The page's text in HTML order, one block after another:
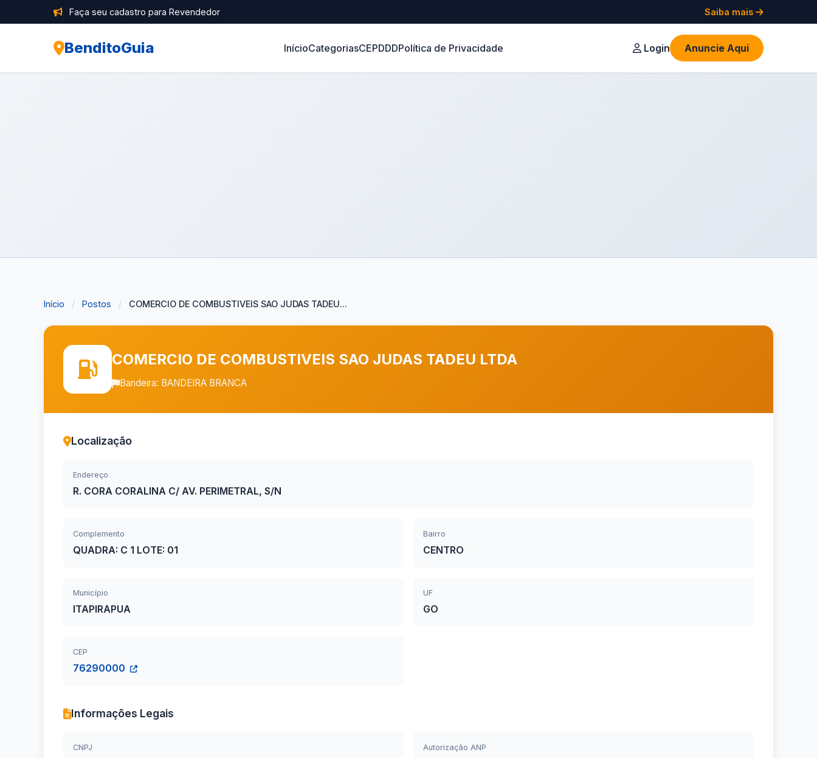
Faça seu cadastro para Revendedor Saiba mais
BenditoGuia InícioCategoriasCEPDDDPolítica de Privacidade Login Anuncie Aqui
Início / Postos / COMERCIO DE COMBUSTIVEIS SAO JUDAS TADEU...
COMERCIO DE COMBUSTIVEIS SAO JUDAS TADEU LTDA
Bandeira: BANDEIRA BRANCA
Localização
Endereço
R. CORA CORALINA C/ AV. PERIMETRAL, S/N
Complemento
QUADRA: C 1 LOTE: 01
Bairro
CENTRO
Município
ITAPIRAPUA
UF
GO
CEP
76290000
Informações Legais
CNPJ Autorização ANP